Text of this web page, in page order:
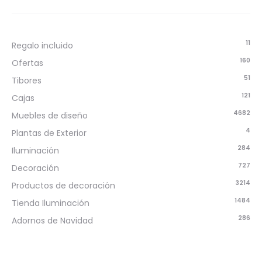
Regalo incluido 11
Ofertas 160
Tibores 51
Cajas 121
Muebles de diseño 4682
Plantas de Exterior 4
Iluminación 284
Decoración 727
Productos de decoración 3214
Tienda Iluminación 1484
Adornos de Navidad 286